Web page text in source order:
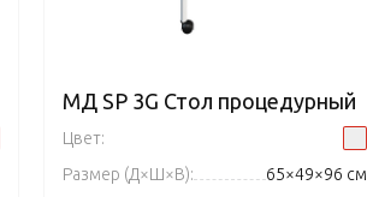
МД SP 3G Стол процедурный
Цвет:
Размер (Д×Ш×В):
65×49×96 см